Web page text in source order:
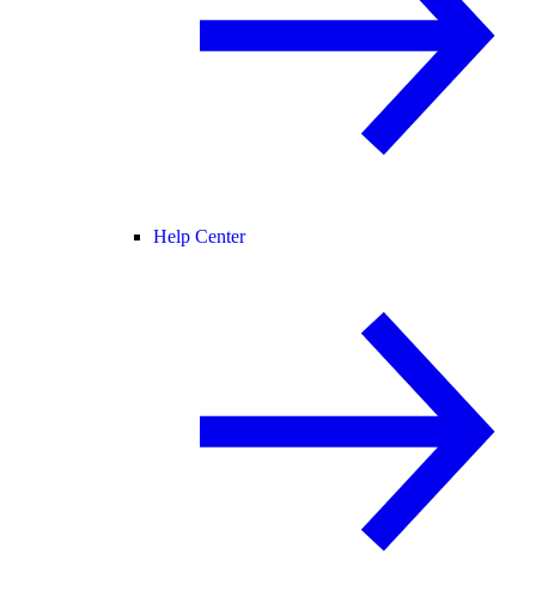
Help Center